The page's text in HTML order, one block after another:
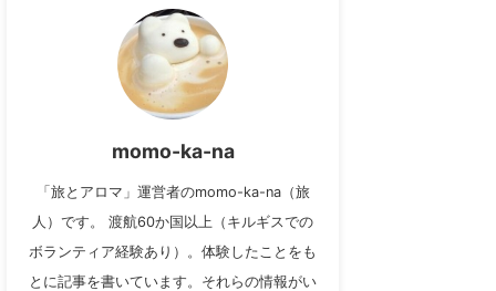
momo-ka-na
「旅とアロマ」運営者のmomo-ka-na（旅
人）です。 渡航60か国以上（キルギスでの
ボランティア経験あり）。体験したことをも
とに記事を書いています。それらの情報がい